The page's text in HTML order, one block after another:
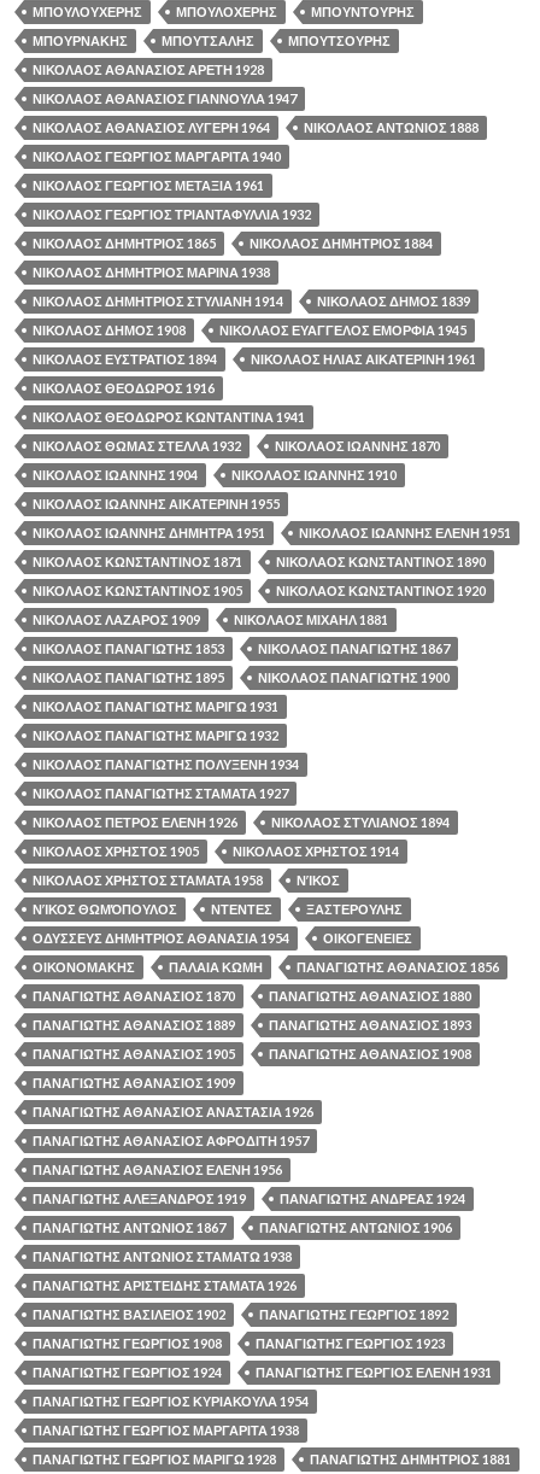
ΜΠΟΥΛΟΥΧΕΡΗΣ
ΜΠΟΥΛΟΧΕΡΗΣ
ΜΠΟΥΝΤΟΥΡΗΣ
ΜΠΟΥΡΝΑΚΗΣ
ΜΠΟΥΤΣΑΛΗΣ
ΜΠΟΥΤΣΟΥΡΗΣ
ΝΙΚΟΛΑΟΣ ΑΘΑΝΑΣΙΟΣ ΑΡΕΤΗ 1928
ΝΙΚΟΛΑΟΣ ΑΘΑΝΑΣΙΟΣ ΓΙΑΝΝΟΥΛΑ 1947
ΝΙΚΟΛΑΟΣ ΑΘΑΝΑΣΙΟΣ ΛΥΓΕΡΗ 1964
ΝΙΚΟΛΑΟΣ ΑΝΤΩΝΙΟΣ 1888
ΝΙΚΟΛΑΟΣ ΓΕΩΡΓΙΟΣ ΜΑΡΓΑΡΙΤΑ 1940
ΝΙΚΟΛΑΟΣ ΓΕΩΡΓΙΟΣ ΜΕΤΑΞΙΑ 1961
ΝΙΚΟΛΑΟΣ ΓΕΩΡΓΙΟΣ ΤΡΙΑΝΤΑΦΥΛΛΙΑ 1932
ΝΙΚΟΛΑΟΣ ΔΗΜΗΤΡΙΟΣ 1865
ΝΙΚΟΛΑΟΣ ΔΗΜΗΤΡΙΟΣ 1884
ΝΙΚΟΛΑΟΣ ΔΗΜΗΤΡΙΟΣ ΜΑΡΙΝΑ 1938
ΝΙΚΟΛΑΟΣ ΔΗΜΗΤΡΙΟΣ ΣΤΥΛΙΑΝΗ 1914
ΝΙΚΟΛΑΟΣ ΔΗΜΟΣ 1839
ΝΙΚΟΛΑΟΣ ΔΗΜΟΣ 1908
ΝΙΚΟΛΑΟΣ ΕΥΑΓΓΕΛΟΣ ΕΜΟΡΦΙΑ 1945
ΝΙΚΟΛΑΟΣ ΕΥΣΤΡΑΤΙΟΣ 1894
ΝΙΚΟΛΑΟΣ ΗΛΙΑΣ ΑΙΚΑΤΕΡΙΝΗ 1961
ΝΙΚΟΛΑΟΣ ΘΕΟΔΩΡΟΣ 1916
ΝΙΚΟΛΑΟΣ ΘΕΟΔΩΡΟΣ ΚΩΝΤΑΝΤΙΝΑ 1941
ΝΙΚΟΛΑΟΣ ΘΩΜΑΣ ΣΤΕΛΛΑ 1932
ΝΙΚΟΛΑΟΣ ΙΩΑΝΝΗΣ 1870
ΝΙΚΟΛΑΟΣ ΙΩΑΝΝΗΣ 1904
ΝΙΚΟΛΑΟΣ ΙΩΑΝΝΗΣ 1910
ΝΙΚΟΛΑΟΣ ΙΩΑΝΝΗΣ ΑΙΚΑΤΕΡΙΝΗ 1955
ΝΙΚΟΛΑΟΣ ΙΩΑΝΝΗΣ ΔΗΜΗΤΡΑ 1951
ΝΙΚΟΛΑΟΣ ΙΩΑΝΝΗΣ ΕΛΕΝΗ 1951
ΝΙΚΟΛΑΟΣ ΚΩΝΣΤΑΝΤΙΝΟΣ 1871
ΝΙΚΟΛΑΟΣ ΚΩΝΣΤΑΝΤΙΝΟΣ 1890
ΝΙΚΟΛΑΟΣ ΚΩΝΣΤΑΝΤΙΝΟΣ 1905
ΝΙΚΟΛΑΟΣ ΚΩΝΣΤΑΝΤΙΝΟΣ 1920
ΝΙΚΟΛΑΟΣ ΛΑΖΑΡΟΣ 1909
ΝΙΚΟΛΑΟΣ ΜΙΧΑΗΛ 1881
ΝΙΚΟΛΑΟΣ ΠΑΝΑΓΙΩΤΗΣ 1853
ΝΙΚΟΛΑΟΣ ΠΑΝΑΓΙΩΤΗΣ 1867
ΝΙΚΟΛΑΟΣ ΠΑΝΑΓΙΩΤΗΣ 1895
ΝΙΚΟΛΑΟΣ ΠΑΝΑΓΙΩΤΗΣ 1900
ΝΙΚΟΛΑΟΣ ΠΑΝΑΓΙΩΤΗΣ ΜΑΡΙΓΩ 1931
ΝΙΚΟΛΑΟΣ ΠΑΝΑΓΙΩΤΗΣ ΜΑΡΙΓΩ 1932
ΝΙΚΟΛΑΟΣ ΠΑΝΑΓΙΩΤΗΣ ΠΟΛΥΞΕΝΗ 1934
ΝΙΚΟΛΑΟΣ ΠΑΝΑΓΙΩΤΗΣ ΣΤΑΜΑΤΑ 1927
ΝΙΚΟΛΑΟΣ ΠΕΤΡΟΣ ΕΛΕΝΗ 1926
ΝΙΚΟΛΑΟΣ ΣΤΥΛΙΑΝΟΣ 1894
ΝΙΚΟΛΑΟΣ ΧΡΗΣΤΟΣ 1905
ΝΙΚΟΛΑΟΣ ΧΡΗΣΤΟΣ 1914
ΝΙΚΟΛΑΟΣ ΧΡΗΣΤΟΣ ΣΤΑΜΑΤΑ 1958
ΝΊΚΟΣ
ΝΊΚΟΣ ΘΩΜΌΠΟΥΛΟΣ
ΝΤΕΝΤΕΣ
ΞΑΣΤΕΡΟΥΛΗΣ
ΟΔΥΣΣΕΥΣ ΔΗΜΗΤΡΙΟΣ ΑΘΑΝΑΣΙΑ 1954
ΟΙΚΟΓΕΝΕΙΕΣ
ΟΙΚΟΝΟΜΑΚΗΣ
ΠΑΛΑΙΑ ΚΩΜΗ
ΠΑΝΑΓΙΩΤΗΣ ΑΘΑΝΑΣΙΟΣ 1856
ΠΑΝΑΓΙΩΤΗΣ ΑΘΑΝΑΣΙΟΣ 1870
ΠΑΝΑΓΙΩΤΗΣ ΑΘΑΝΑΣΙΟΣ 1880
ΠΑΝΑΓΙΩΤΗΣ ΑΘΑΝΑΣΙΟΣ 1889
ΠΑΝΑΓΙΩΤΗΣ ΑΘΑΝΑΣΙΟΣ 1893
ΠΑΝΑΓΙΩΤΗΣ ΑΘΑΝΑΣΙΟΣ 1905
ΠΑΝΑΓΙΩΤΗΣ ΑΘΑΝΑΣΙΟΣ 1908
ΠΑΝΑΓΙΩΤΗΣ ΑΘΑΝΑΣΙΟΣ 1909
ΠΑΝΑΓΙΩΤΗΣ ΑΘΑΝΑΣΙΟΣ ΑΝΑΣΤΑΣΙΑ 1926
ΠΑΝΑΓΙΩΤΗΣ ΑΘΑΝΑΣΙΟΣ ΑΦΡΟΔΙΤΗ 1957
ΠΑΝΑΓΙΩΤΗΣ ΑΘΑΝΑΣΙΟΣ ΕΛΕΝΗ 1956
ΠΑΝΑΓΙΩΤΗΣ ΑΛΕΞΑΝΔΡΟΣ 1919
ΠΑΝΑΓΙΩΤΗΣ ΑΝΔΡΕΑΣ 1924
ΠΑΝΑΓΙΩΤΗΣ ΑΝΤΩΝΙΟΣ 1867
ΠΑΝΑΓΙΩΤΗΣ ΑΝΤΩΝΙΟΣ 1906
ΠΑΝΑΓΙΩΤΗΣ ΑΝΤΩΝΙΟΣ ΣΤΑΜΑΤΩ 1938
ΠΑΝΑΓΙΩΤΗΣ ΑΡΙΣΤΕΙΔΗΣ ΣΤΑΜΑΤΑ 1926
ΠΑΝΑΓΙΩΤΗΣ ΒΑΣΙΛΕΙΟΣ 1902
ΠΑΝΑΓΙΩΤΗΣ ΓΕΩΡΓΙΟΣ 1892
ΠΑΝΑΓΙΩΤΗΣ ΓΕΩΡΓΙΟΣ 1908
ΠΑΝΑΓΙΩΤΗΣ ΓΕΩΡΓΙΟΣ 1923
ΠΑΝΑΓΙΩΤΗΣ ΓΕΩΡΓΙΟΣ 1924
ΠΑΝΑΓΙΩΤΗΣ ΓΕΩΡΓΙΟΣ ΕΛΕΝΗ 1931
ΠΑΝΑΓΙΩΤΗΣ ΓΕΩΡΓΙΟΣ ΚΥΡΙΑΚΟΥΛΑ 1954
ΠΑΝΑΓΙΩΤΗΣ ΓΕΩΡΓΙΟΣ ΜΑΡΓΑΡΙΤΑ 1938
ΠΑΝΑΓΙΩΤΗΣ ΓΕΩΡΓΙΟΣ ΜΑΡΙΓΩ 1928
ΠΑΝΑΓΙΩΤΗΣ ΔΗΜΗΤΡΙΟΣ 1881